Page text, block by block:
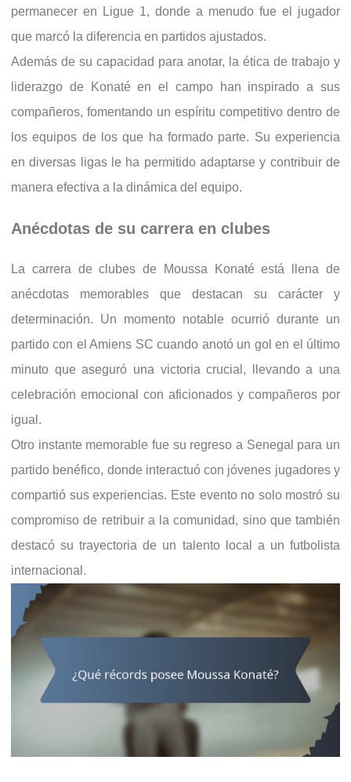
permanecer en Ligue 1, donde a menudo fue el jugador
que marcó la diferencia en partidos ajustados.
Además de su capacidad para anotar, la ética de trabajo y
liderazgo de Konaté en el campo han inspirado a sus
compañeros, fomentando un espíritu competitivo dentro de
los equipos de los que ha formado parte. Su experiencia
en diversas ligas le ha permitido adaptarse y contribuir de
manera efectiva a la dinámica del equipo.
Anécdotas de su carrera en clubes
La carrera de clubes de Moussa Konaté está llena de
anécdotas memorables que destacan su carácter y
determinación. Un momento notable ocurrió durante un
partido con el Amiens SC cuando anotó un gol en el último
minuto que aseguró una victoria crucial, llevando a una
celebración emocional con aficionados y compañeros por
igual.
Otro instante memorable fue su regreso a Senegal para un
partido benéfico, donde interactuó con jóvenes jugadores y
compartió sus experiencias. Este evento no solo mostró su
compromiso de retribuir a la comunidad, sino que también
destacó su trayectoria de un talento local a un futbolista
internacional.